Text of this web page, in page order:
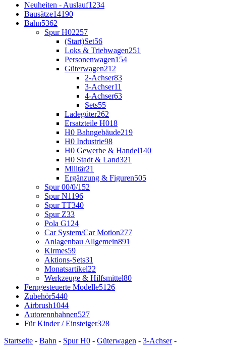
Neuheiten - Auslauf1234
Bausätze14190
Bahn5362
Spur H02257
(Start)Set56
Loks & Triebwagen251
Personenwagen154
Güterwagen212
2-Achser83
3-Achser11
4-Achser63
Sets55
Ladegüter262
Ersatzteile H018
H0 Bahngebäude219
H0 Industrie98
H0 Gewerbe & Handel140
H0 Stadt & Land321
Militär21
Ergänzung & Figuren505
Spur 00/0/1 52
Spur N1196
Spur TT340
Spur Z33
Pola G124
Car System/Car Motion277
Anlagenbau Allgemein891
Kirmes59
Aktions-Sets31
Monatsartikel22
Werkzeuge & Hilfsmittel80
Ferngesteuerte Modelle5126
Zubehör5440
Airbrush1044
Autorennbahnen527
Für Kinder / Einsteiger328
Startseite - Bahn - Spur H0 - Güterwagen - 3-Achser-